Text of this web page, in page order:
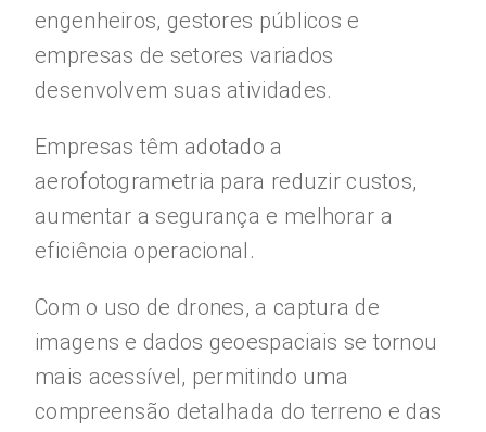
engenheiros, gestores públicos e
empresas de setores variados
desenvolvem suas atividades.
Empresas têm adotado a
aerofotogrametria para reduzir custos,
aumentar a segurança e melhorar a
eficiência operacional.
Com o uso de drones, a captura de
imagens e dados geoespaciais se tornou
mais acessível, permitindo uma
compreensão detalhada do terreno e das